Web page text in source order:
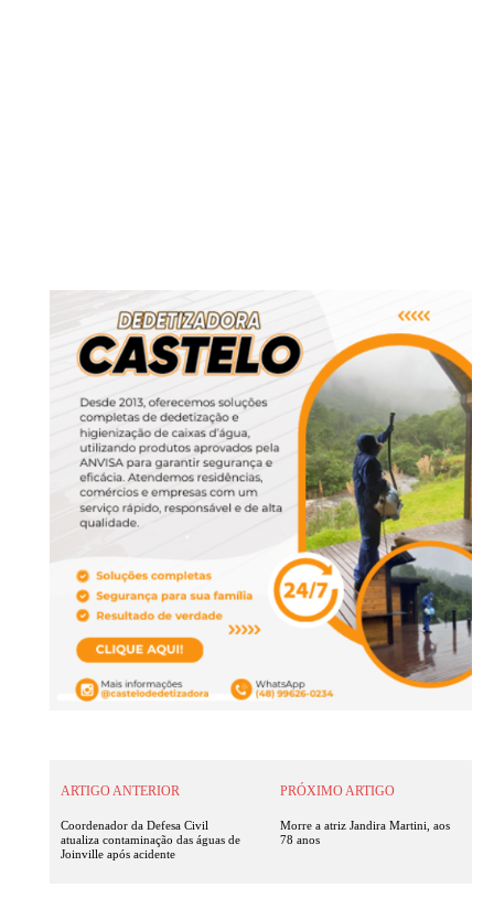
ARTIGO ANTERIOR
Coordenador da Defesa Civil
atualiza contaminação das águas de
Joinville após acidente
PRÓXIMO ARTIGO
Morre a atriz Jandira Martini, aos
78 anos